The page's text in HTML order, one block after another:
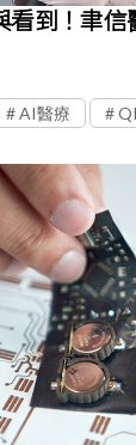
看到！聿
AI醫療